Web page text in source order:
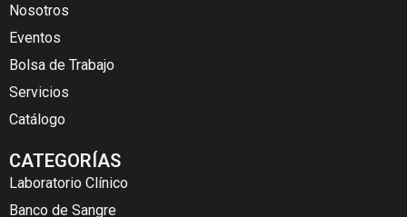
Nosotros
Eventos
Bolsa de Trabajo
Servicios
Catálogo
CATEGORÍAS
Laboratorio Clínico
Banco de Sangre